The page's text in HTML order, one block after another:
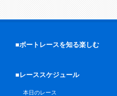
■ボートレースを知る楽しむ
■レーススケジュール
本日のレース